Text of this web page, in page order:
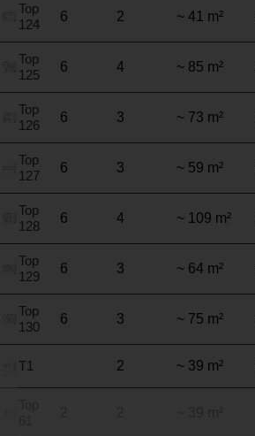
Top
124
6 2 ~ 41 m²
Top
125
6 4 ~ 85 m²
Top
126
6 3 ~ 73 m²
Top
127
6 3 ~ 59 m²
Top
128
6 4 ~ 109 m²
Top
129
6 3 ~ 64 m²
Top
130
6 3 ~ 75 m²
T1 2 ~ 39 m²